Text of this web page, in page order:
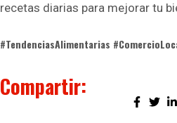
recetas diarias para mejorar tu
#TendenciasAlimentarias
Compartir: